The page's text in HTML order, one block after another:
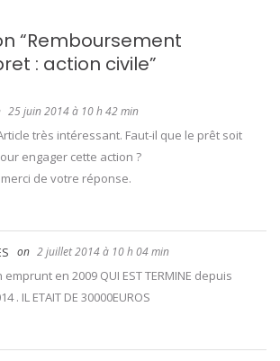
“Remboursement
: action civile”
25 juin 2014 à 10 h 42 min
très intéressant. Faut-il que le prêt soit
engager cette action ?
merci de votre réponse.
2 juillet 2014 à 10 h 04 min
emprunt en 2009 QUI EST TERMINE depuis
. IL ETAIT DE 30000EUROS